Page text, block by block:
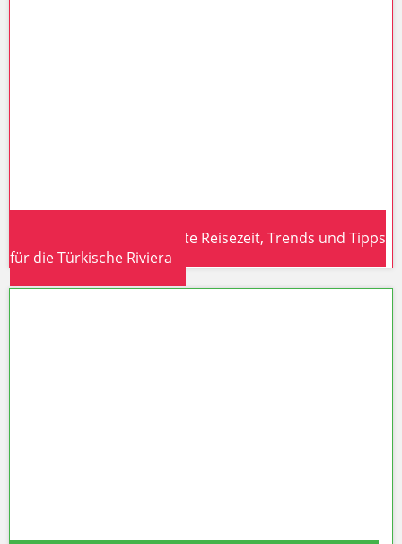
Türkei-Urlaub 2026: Beste Reisezeit, Trends und Tipps
für die Türkische Riviera